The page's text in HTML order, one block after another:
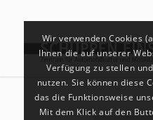
Wir verwenden Cookies
Ihnen die auf unserer
Verfügung zu stellen
nutzen. Sie können diese
das die Funktionsweise
Mit dem Klick auf den